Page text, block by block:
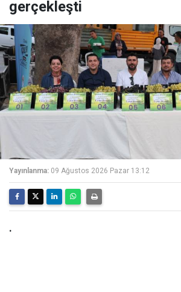
gerçekleşti
Yayınlanma: 09 Ağustos 2026 Pazar 13:12
.